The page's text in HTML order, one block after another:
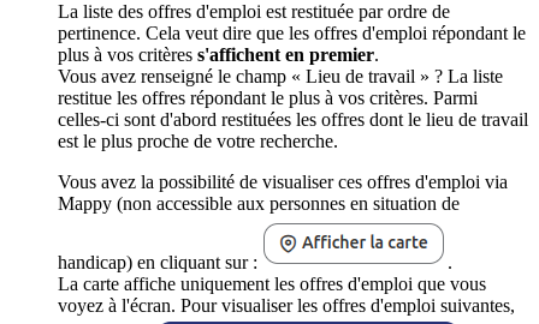
La liste des offres d'emploi est restituée par ordre de
pertinence. Cela veut dire que les offres d'emploi répondant le
plus à vos critères s'affichent en premier.
Vous avez renseigné le champ « Lieu de travail » ? La liste
restitue les offres répondant le plus à vos critères. Parmi
celles-ci sont d'abord restituées les offres dont le lieu de travail
est le plus proche de votre recherche.
Vous avez la possibilité de visualiser ces offres d'emploi via
Mappy (non accessible aux personnes en situation de
handicap) en cliquant sur :
.
La carte affiche uniquement les offres d'emploi que vous
voyez à l'écran. Pour visualiser les offres d'emploi suivantes,